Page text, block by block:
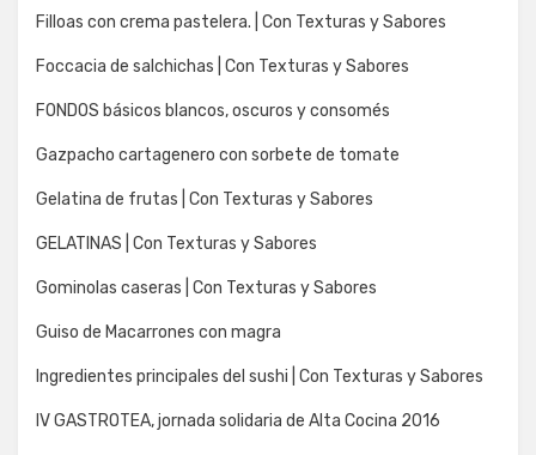
Filloas con crema pastelera. | Con Texturas y Sabores
Foccacia de salchichas | Con Texturas y Sabores
FONDOS básicos blancos, oscuros y consomés
Gazpacho cartagenero con sorbete de tomate
Gelatina de frutas | Con Texturas y Sabores
GELATINAS | Con Texturas y Sabores
Gominolas caseras | Con Texturas y Sabores
Guiso de Macarrones con magra
Ingredientes principales del sushi | Con Texturas y Sabores
IV GASTROTEA, jornada solidaria de Alta Cocina 2016